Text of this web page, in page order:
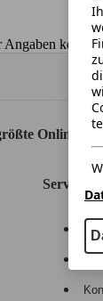
keine
Online-
Service
Hilfe